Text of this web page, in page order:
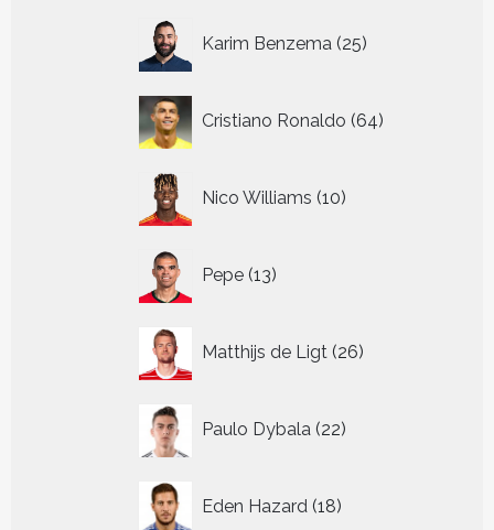
Karim Benzema 25
producten
Cristiano Ronaldo 64
producten
Nico Williams 10
producten
Pepe 13
producten
Matthijs de Ligt 26
producten
Paulo Dybala 22
producten
Eden Hazard 18
producten